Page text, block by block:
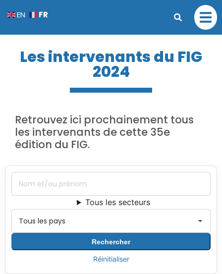
Les intervenants du FIG
2024
Retrouvez ici prochainement tous
les intervenants de cette 35e
édition du FIG.
Tous les secteurs
Rechercher
Réinitialiser
EN FR